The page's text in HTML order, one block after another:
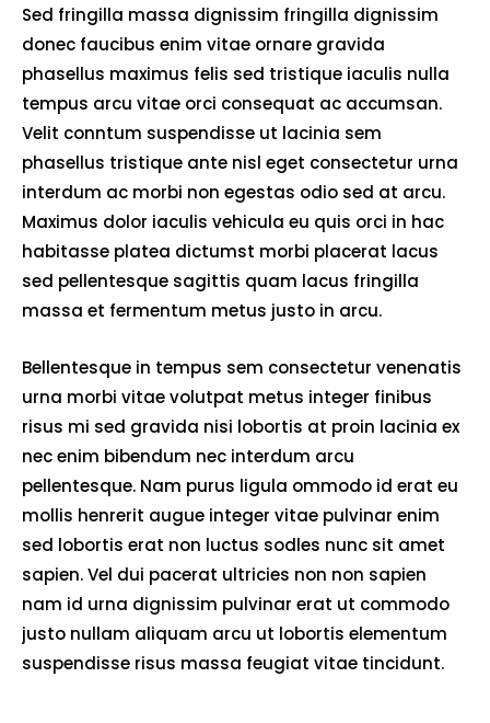
Sed fringilla massa dignissim fringilla dignissim
donec faucibus enim vitae ornare gravida
phasellus maximus felis sed tristique iaculis nulla
tempus arcu vitae orci consequat ac accumsan.
Velit conntum suspendisse ut lacinia sem
phasellus tristique ante nisl eget consectetur urna
interdum ac morbi non egestas odio sed at arcu.
Maximus dolor iaculis vehicula eu quis orci in hac
habitasse platea dictumst morbi placerat lacus
sed pellentesque sagittis quam lacus fringilla
massa et fermentum metus justo in arcu.
Bellentesque in tempus sem consectetur venenatis
urna morbi vitae volutpat metus integer finibus
risus mi sed gravida nisi lobortis at proin lacinia ex
nec enim bibendum nec interdum arcu
pellentesque. Nam purus ligula ommodo id erat eu
mollis henrerit augue integer vitae pulvinar enim
sed lobortis erat non luctus sodles nunc sit amet
sapien. Vel dui pacerat ultricies non non sapien
nam id urna dignissim pulvinar erat ut commodo
justo nullam aliquam arcu ut lobortis elementum
suspendisse risus massa feugiat vitae tincidunt.